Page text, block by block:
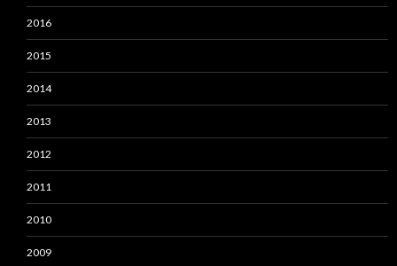
2016
2015
2014
2013
2012
2011
2010
2009